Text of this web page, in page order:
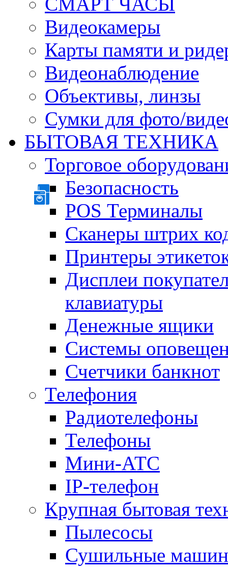
Видеокамеры
Карты памяти и
Видеонаблюдение
Объективы, линзы
Сумки для фото/
БЫТОВАЯ ТЕХНИКА
Торговое
Безопасность
POS Терминалы
Сканеры штрих
Принтеры
Дисплеи
клавиатуры
Денежные ящики
Системы
Счетчики банкнот
Телефония
Радиотелефоны
Телефоны
Мини-АТС
IP-телефон
Крупная бытовая
Пылесосы
Сушильные